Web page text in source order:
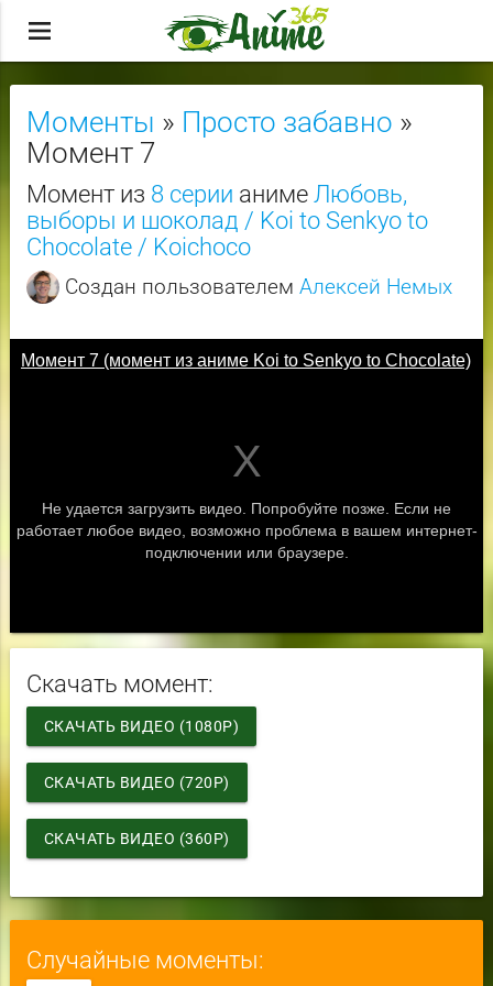
menu
Моменты » Просто забавно »
Момент 7
Момент из 8 серии аниме Любовь,
выборы и шоколад / Koi to Senkyo to
Chocolate / Koichoco
Создан пользователем Алексей Немых
Скачать момент:
СКАЧАТЬ ВИДЕО (1080P)
СКАЧАТЬ ВИДЕО (720P)
СКАЧАТЬ ВИДЕО (360P)
Случайные моменты: